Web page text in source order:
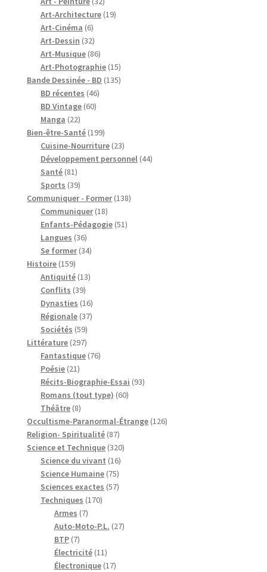
produits
Art-Architecture 1919
Art-Cinéma 66
produits
Art-Dessin 3232
produits
Art-Musique 8686
produits
Art-Photographie 1515
produits
Bande Dessinée - BD 135135
BD récentes 4646
BD Vintage 6060
Manga 2222
produits
Bien-être-Santé 199199
produits
Cuisine-Nourriture 2323
produits
Développement personnel 4444
Santé 8181
produits
Sports 3939
produits
Communiquer - Former 138138
Communiquer 1818
produits
Enfants-Pédagogie 5151
Langues 3636
produits
Se former 3434
Histoire 159159
produits
Antiquité 1313
Conflits 3939
produits
Dynasties 1616
produits
Régionale 3737
Sociétés 5959
produits
Littérature 297297
produits
Fantastique 7676
Poésie 2121
produits
Récits-Biographie-Essai 9393
Romans (tout type) 6060
Théâtre 88
produits
Occultisme-Paranormal-Étrange 126126
Religion- Spiritualité 8787
produits
Science et Technique 320320
Science du vivant 1616
produits
Science Humaine 7575
produits
Sciences exactes 5757
Techniques 170170
Armes 77
produits
Auto-Moto-P.L. 2727
BTP 77
produits
Électricité 1111
produits
Électronique 1717